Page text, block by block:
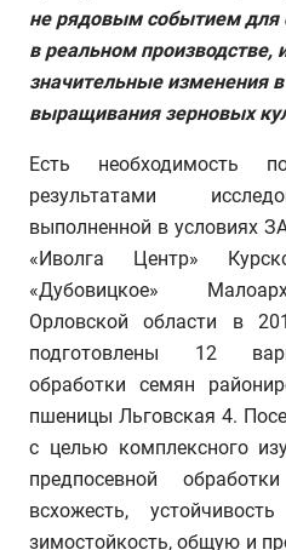
не рядовым событием для
в реальном производстве,
значительные изменения в
выращивания зерновых
Есть необходимость
результатами
выполненной в условиях
«Иволга Центр»
«Дубовицкое»
Орловской области в
подготовлены 12
обработки семян
пшеницы Льговская 4.
с целью комплексного
предпосевной
всхожесть,
зимостойкость, общую и